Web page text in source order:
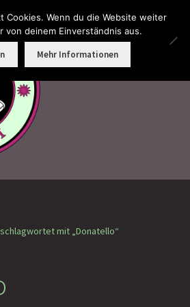
– Das Belohnungssystem für
mit „Donatello“
Cookies. Wenn du die Website weiter
von deinem Einverständnis aus.
Mehr Informationen